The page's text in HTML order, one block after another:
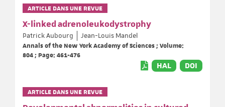
ARTICLE DANS UNE REVUE
X-linked adrenoleukodystrophy
Patrick Aubourg
Jean-Louis Mandel
Annals of the New York Academy of Sciences ; Volume:
804 ; Page: 461-476
HAL DOI
ARTICLE DANS UNE REVUE